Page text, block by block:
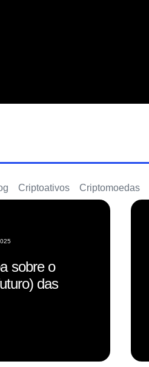
Criptoativos Criptomoedas
sobre o
das